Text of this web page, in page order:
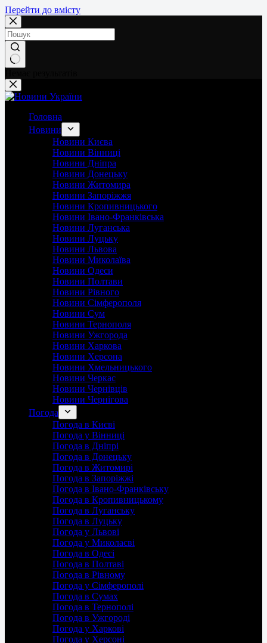
Перейти до вмісту
Головна
Новини
Новини Києва
Новини Вінниці
Новини Дніпра
Новини Донецьку
Новини Житомира
Новини Запоріжжя
Новини Кропивницького
Новини Івано-Франківська
Новини Луганська
Новини Луцьку
Новини Львова
Новини Миколаїва
Новини Одеси
Новини Полтави
Новини Рівного
Новини Сімферополя
Новини Сум
Новини Тернополя
Новини Ужгорода
Новини Харкова
Новини Херсона
Новини Хмельницького
Новини Черкас
Новини Чернівців
Новини Чернігова
Погода
Погода в Києві
Погода у Вінниці
Погода в Дніпрі
Погода в Донецьку
Погода в Житомирі
Погода в Запоріжжі
Погода в Івано-Франківську
Погода в Кропивницькому
Погода в Луганську
Погода в Луцьку
Погода у Львові
Погода у Миколаєві
Погода в Одесі
Погода в Полтаві
Погода в Рівному
Погода у Сімферополі
Погода в Сумах
Погода в Тернополі
Погода в Ужгороді
Погода у Харкові
Погода у Херсоні